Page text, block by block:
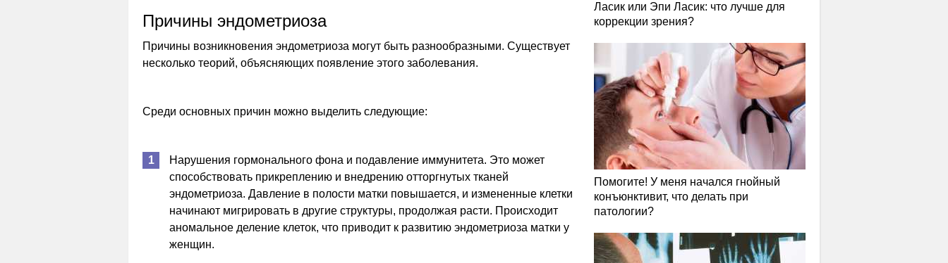
Причины эндометриоза
Причины возникновения эндометриоза могут быть разнообразными. Существует
несколько теорий, объясняющих появление этого заболевания.
Среди основных причин можно выделить следующие:
Нарушения гормонального фона и подавление иммунитета. Это может
способствовать прикреплению и внедрению отторгнутых тканей
эндометриоза. Давление в полости матки повышается, и измененные клетки
начинают мигрировать в другие структуры, продолжая расти. Происходит
аномальное деление клеток, что приводит к развитию эндометриоза матки у
женщин.
Ласик или Эпи Ласик: что лучше для
коррекции зрения?
Помогите! У меня начался гнойный
конъюнктивит, что делать при
патологии?